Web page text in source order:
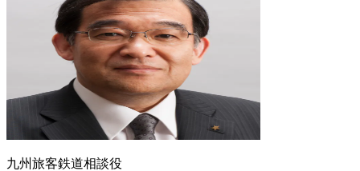
九州旅客鉄道相談役